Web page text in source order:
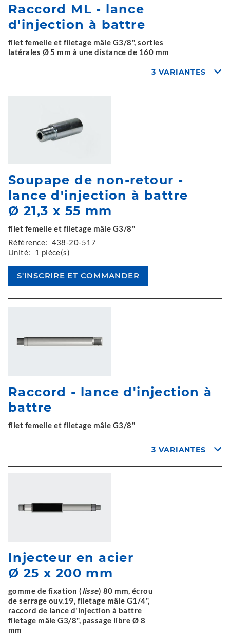
Raccord ML - lance
d'injection à battre
filet femelle et filetage mâle G3/8", sorties
latérales Ø 5 mm à une distance de 160 mm
3 VARIANTES
Soupape de non-retour -
lance d'injection à battre
Ø 21,3 x 55 mm
filet femelle et filetage mâle G3/8"
Référence: 438-20-517
Unité:
1 pièce(s)
Raccord - lance d'injection à
battre
filet femelle et filetage mâle G3/8"
3 VARIANTES
Injecteur en acier
Ø 25 x 200 mm
gomme de fixation (lisse) 80 mm, écrou
de serrage ouv.19, filetage mâle G1/4",
raccord de lance d'injection à battre
filetage mâle G3/8", passage libre Ø 8
mm